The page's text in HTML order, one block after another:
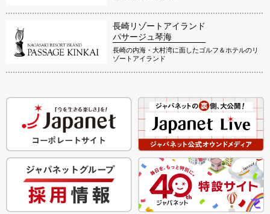
長崎リゾートアイランド
パサージュ琴海
長崎の内海・大村湾に面したゴルフ＆ホテルのリ
ゾートアイランド